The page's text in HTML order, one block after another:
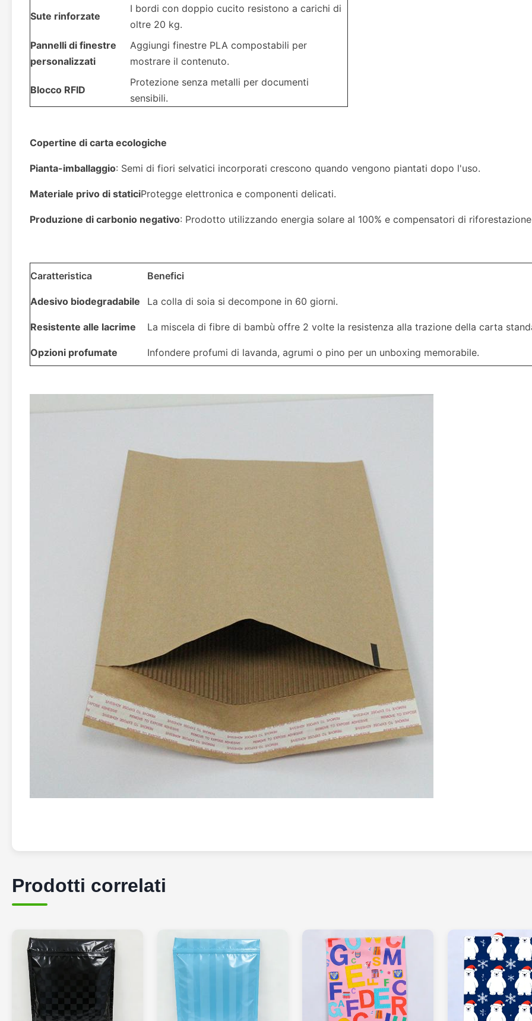
Sute rinforzate
I bordi con doppio cucito resistono a carichi di
oltre 20 kg.
Pannelli di finestre
personalizzati
Aggiungi finestre PLA compostabili per
mostrare il contenuto.
Blocco RFID
Protezione senza metalli per documenti
sensibili.
Copertine di carta ecologiche
Pianta-imballaggio: Semi di fiori selvatici incorporati crescono quando vengono piantati dopo l'uso.
Materiale privo di staticiProtegge elettronica e componenti delicati.
Produzione di carbonio negativo: Prodotto utilizzando energia solare al 100% e compensatori di
Caratteristica Benefici
Adesivo biodegradabile La colla di soia si decompone in 60 giorni.
Resistente alle lacrime La miscela di fibre di bambù offre 2 volte la resistenza alla trazione della carta
Opzioni profumate Infondere profumi di lavanda, agrumi o pino per un unboxing memorabile.
Prodotti correlati